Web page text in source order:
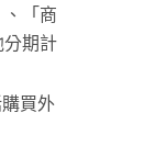
「商
期計
買外